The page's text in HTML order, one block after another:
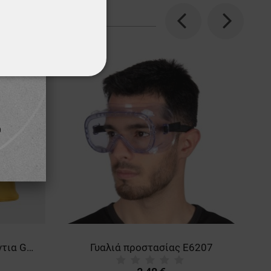
Previous
Δερμάτινα χειμερινά γάντια GOLDFINCH WINTER Γυαλιά προστασίας E6207
Next